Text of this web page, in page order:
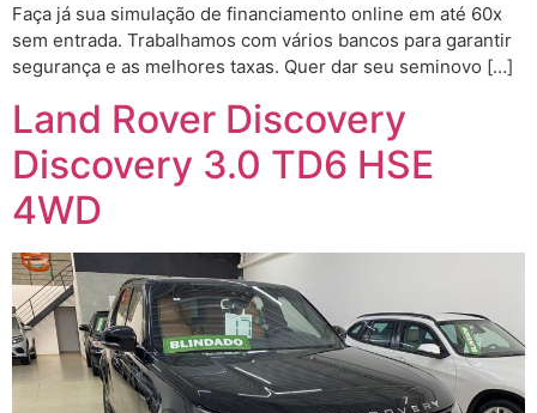
Faça já sua simulação de financiamento online em até 60x
sem entrada. Trabalhamos com vários bancos para garantir
segurança e as melhores taxas. Quer dar seu seminovo […]
Land Rover Discovery
Discovery 3.0 TD6 HSE
4WD